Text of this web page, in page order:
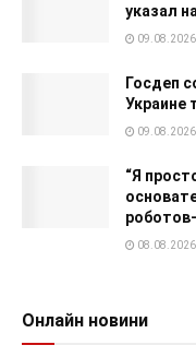
указал
09.08.2026
Госдеп
Украине
09.08.2026
“Я
08.08.2026
Онлайн новини